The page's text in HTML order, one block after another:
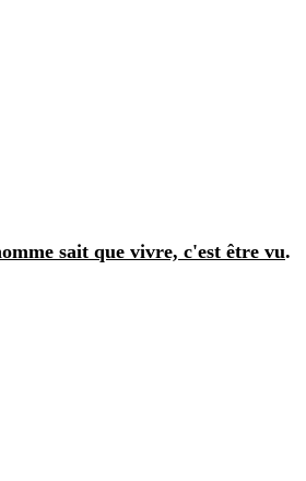
sait que vivre, c'est être vu.